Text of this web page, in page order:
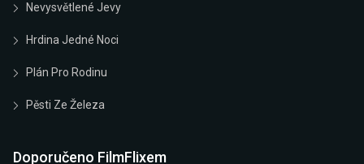
Nevysvětlené Jevy
Hrdina Jedné Noci
Plán Pro Rodinu
Pěsti Ze Železa
Doporučeno FilmFlixem